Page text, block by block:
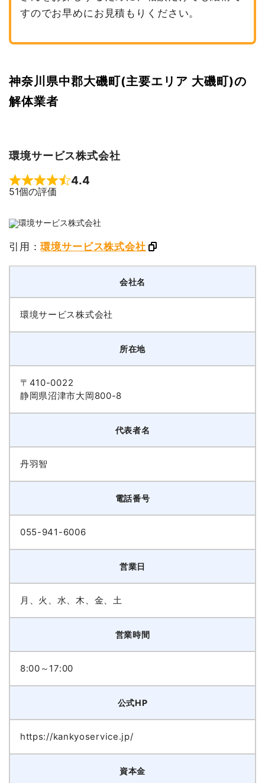
すのでお早めにお見積もりください。
神奈川県中郡大磯町(主要エリア 大磯町)の
解体業者
環境サービス株式会社
Rated 4.4 out of 5
4.4
51個の評価
引用：環境サービス株式会社
会社名
環境サービス株式会社
所在地
〒410-0022
静岡県沼津市大岡800-8
代表者名
丹羽智
電話番号
055-941-6006
営業日
月、火、水、木、金、土
営業時間
8:00～17:00
公式HP
https://kankyoservice.jp/
資本金